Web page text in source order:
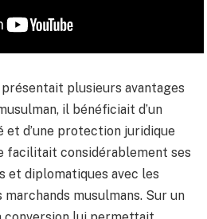
présentait plusieurs avantages
il bénéficiait d’un
d’une protection juridique
facilitait considérablement ses
et diplomatiques avec les
musulmans. Sur un